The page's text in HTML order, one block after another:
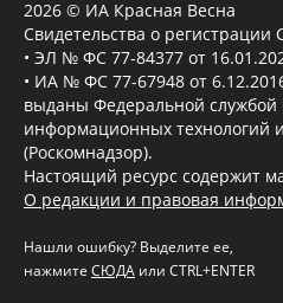
2026 © ИА Красная Весна
Свидетельства о
• ЭЛ № ФС 77-84377 от
• ИА № ФС 77-67948 от
выданы Федеральной службой
информационных технологий
(Роскомнадзор).
Настоящий ресурс содержит
О редакции и правовая
Нашли ошибку? Выделите ее,
нажмите СЮДА или CTRL+ENTER